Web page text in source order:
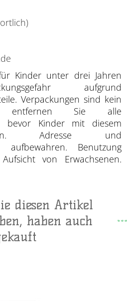
Kinder unter drei Jahren
aufgrund
Verpackungen sind kein
entfernen Sie alle
bevor Kinder mit diesem
Adresse und
aufbewahren. Benutzung
von Erwachsenen.
diesen Artikel
haben auch